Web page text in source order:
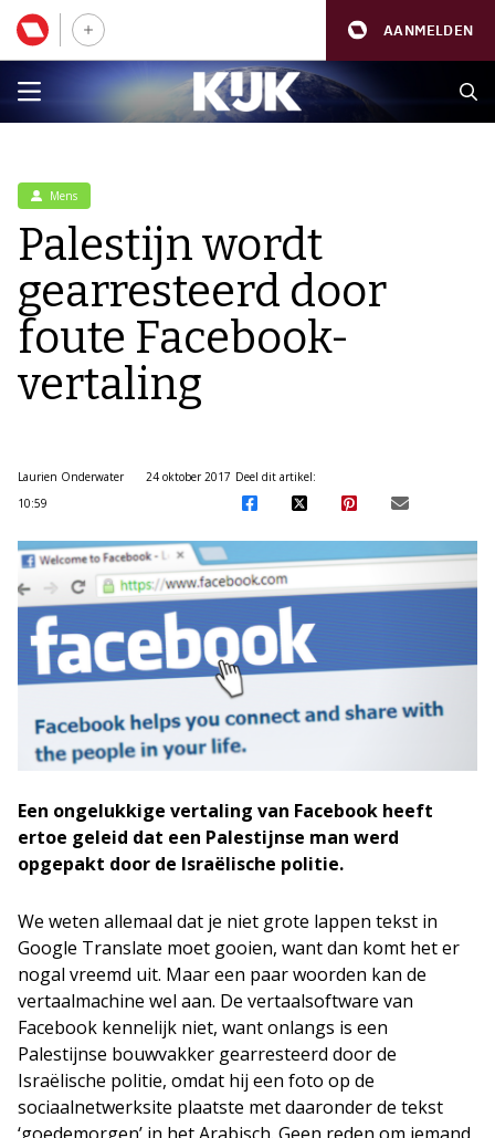
AANMELDEN
Mens
Palestijn wordt
gearresteerd door
foute Facebook-
vertaling
Laurien Onderwater
24 oktober 2017
10:59
Deel dit artikel:
Een ongelukkige vertaling van Facebook heeft
ertoe geleid dat een Palestijnse man werd
opgepakt door de Israëlische politie.
We weten allemaal dat je niet grote lappen tekst in
Google Translate moet gooien, want dan komt het er
nogal vreemd uit. Maar een paar woorden kan de
vertaalmachine wel aan. De vertaalsoftware van
Facebook kennelijk niet, want onlangs is een
Palestijnse bouwvakker gearresteerd door de
Israëlische politie, omdat hij een foto op de
sociaalnetwerksite plaatste met daaronder de tekst